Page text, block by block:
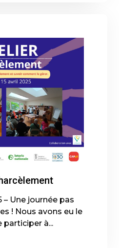
– Une journée pas
! Nous avons eu le
participer à...